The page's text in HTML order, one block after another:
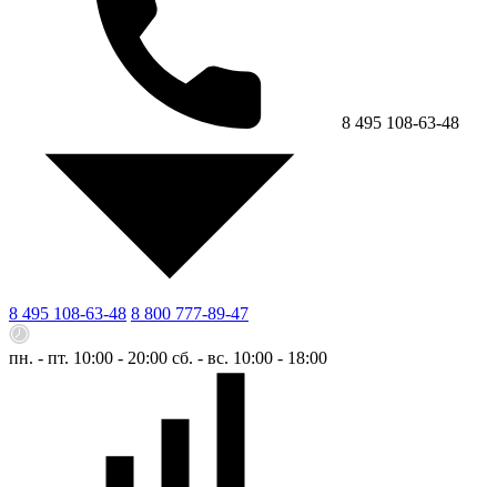
8 495 108-63-48
8 495 108-63-48 8 800 777-89-47
пн. - пт. 10:00 - 20:00 сб. - вс. 10:00 - 18:00